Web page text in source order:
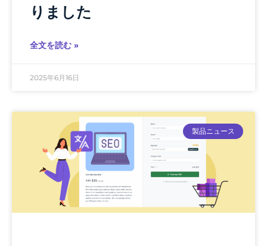
りました
全文を読む »
2025年6月16日
製品ニュース